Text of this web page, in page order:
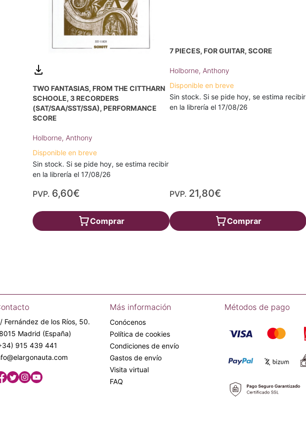
TWO FANTASIAS, FROM THE CITTHARN
SCHOOLE, 3 RECORDERS
(SAT/SAA/SST/SSA), PERFORMANCE
SCORE
Holborne, Anthony
Disponible en breve
Sin stock. Si se pide hoy, se estima recibir
en la librería el 17/08/26
PVP. 6,60€
Comprar
7 PIECES, FOR GUITAR, SCORE
Holborne, Anthony
Disponible en breve
Sin stock. Si se pide hoy, se estima recibir
en la librería el 17/08/26
PVP. 21,80€
Comprar
Fernández de los Ríos, 50.
Madrid (España)
915 439 441
Más información
Conócenos
Política de cookies
Condiciones de envío
Gastos de envío
Visita virtual
FAQ
Métodos de pago